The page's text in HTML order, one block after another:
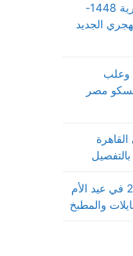
رسائل تهنئة رأس السنة الهجرية 1448-
الجديد
جميع أسعار كحك العيد 2026 وعلب
مصر
تخفيضات كارفور مارس 2026 في عيد الأم
والمطبخ